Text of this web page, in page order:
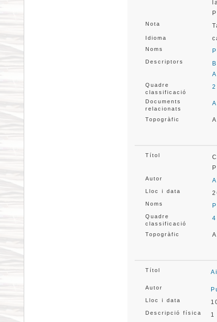
Nota
Idioma
Noms
Descriptors
Quadre
classificació
Documents
relacionats
Topogràfic
Títol
Autor
Lloc i data
Noms
Quadre
classificació
Topogràfic
Títol
Autor
Lloc i data
Descripció física